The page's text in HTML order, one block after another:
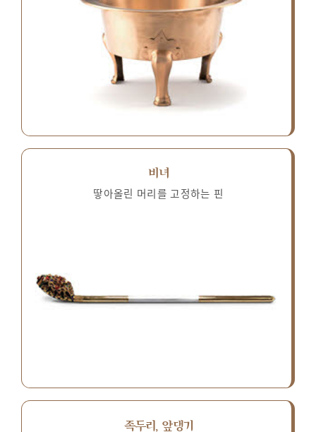
비녀
땋아올린 머리를 고정하는 핀
족두리, 앞댕기